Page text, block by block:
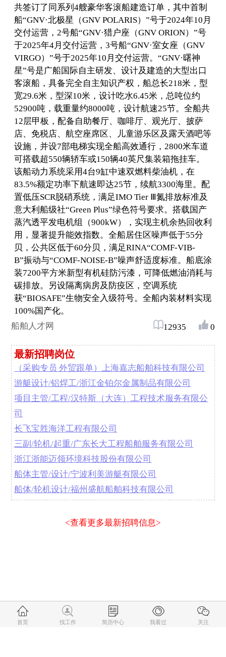
共签订了同系列4艘豪华客滚船建造订单，其中首制
船“GNV·北极星（GNV POLARIS）”号于2024年10月
交付运营，2号船“GNV·猎户座（GNV ORION）”号
于2025年4月交付运营，3号船“GNV·室女座（GNV
VIRGO）”号于2025年10月交付运营。“GNV·曙神
星”号是广船国际自主研发、设计及建造的大型出口
客滚船，具备完全自主知识产权，船总长218米，型
宽29.6米，型深10米，设计吃水6.45米，总吨位约
52900吨，载重量约8000吨，设计航速25节。全船共
12层甲板，配备自助餐厅、咖啡厅、观光厅、披萨
店、免税店、航空座席区、儿童游乐区及露天酒吧等
设施，并设7部电梯实现全船高效通行，2800米车道
可搭载超550辆轿车或150辆40英尺集装箱拖挂车。
该船动力系统采用4台9缸中速双燃料柴油机，在
83.5%额定功率下航速即达25节，续航3300海里。配
置低压SCR脱硝系统，满足IMO Tier Ⅲ氮排放标准及
意大利船级社“Green Plus”绿色符号要求。搭载国产
蒸汽透平发电机组（900kW），实现主机余热回收利
用，显著提升能效指数。全船居住区噪声低于55分
贝，公共区低于60分贝，满足RINA“COMF-VIB-
B”振动与“COMF-NOISE-B”噪声舒适度标准。船底涂
装7200平方米新型有机硅防污漆，可降低燃油消耗与
碳排放。另设隔离病房及防疫区，空调系统
获“BIOSAFE”生物安全入级符号。全船内装材料实现
100%国产化。
船舶人才网
12935 0
最新招聘岗位
（采购专员 外贸跟单）上海嘉志船舶科技有限公司
游艇设计/铝焊工/浙江金铂尔金属制品有限公司
项目主管/工程/汉特斯（大连）工程技术服务有限公
司
长飞宝胜海洋工程有限公司
三副/轮机/起重/广东长大工程船舶服务有限公司
浙江浙能迈领环境科技股份有限公司
船体主管/设计/宁波利美游艇有限公司
船体/轮机设计/福州盛航船舶科技有限公司
<查看更多最新招聘信息>
首页 找工作 简历中心 我看过 关注